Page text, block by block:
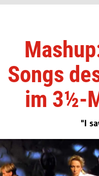
Songs
im 3½-
"I